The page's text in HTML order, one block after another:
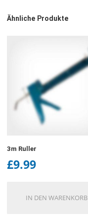
Ähnliche Produkte
3m Ruller
£9.99
IN DEN WARENKORB